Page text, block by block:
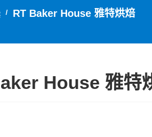
RT Baker House 雅特烘焙
House 雅特